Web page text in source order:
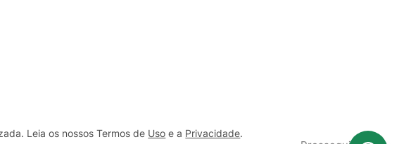
Leia os nossos Termos de Uso e a Privacidade.